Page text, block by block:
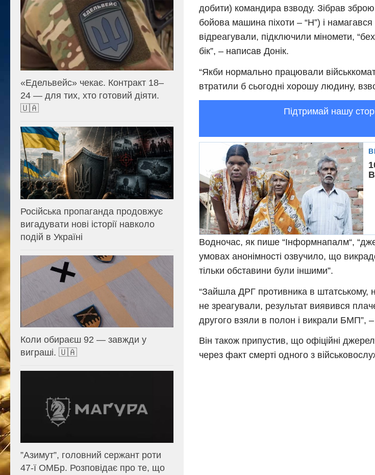
добити) командира взводу. Зібрав
бойова машина піхоти – “Н”) і намагався
відреагували, підключили міномети,
бік”, – написав Донік.
“Якби нормально працювали
втратили б сьогодні хорошу людину,
Підтримай нашу
Водночас, як пише “Інформнапалм“,
умовах анонімності озвучило, що
тільки обставини були іншими”.
“Зайшла ДРГ противника в штатському,
не зреагували, результат виявився
другого взяли в полон і викрали БМП”,
Він також припустив, що офіційні
через факт смерті одного з
«Едельвейс» чекає. Контракт 18–
24 — для тих, хто готовий діяти.
🇺🇦
Російська пропаганда продовжує
вигадувати нові історії навколо
подій в Україні
Коли обираєш 92 — завжди у
виграші. 🇺🇦
⁨”Азимут”, головний сержант роти
47-ї ОМБр. Розповідає про те, що